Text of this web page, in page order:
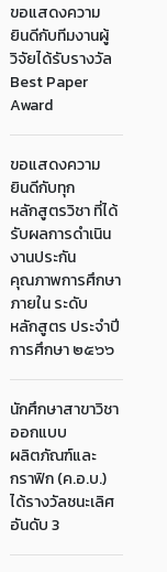
ขอแสดงความ
ยินดีกับทีมงานผู้
วิจัยได้รับรางวัล
Best Paper
Award
ขอแสดงความ
ยินดีกับทุก
หลักสูตรวิชา ที่ได้
รับผลการดำเนิน
งานประกัน
คุณภาพการศึกษา
ภายใน ระดับ
หลักสูตร ประจำปี
การศึกษา ๒๕๖๖
นักศึกษาสาขาวิชา
ออกแบบ
ผลิตภัณฑ์และ
กราฟิก (ค.อ.บ.)
ได้รางวัลชนะเลิศ
อันดับ 3